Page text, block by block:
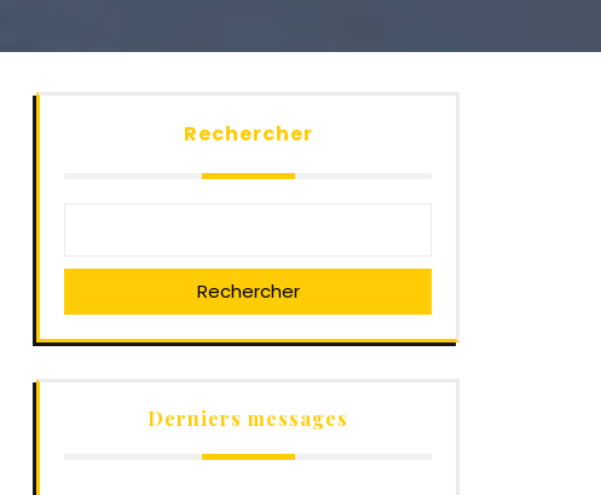
Rechercher
Rechercher
Derniers messages